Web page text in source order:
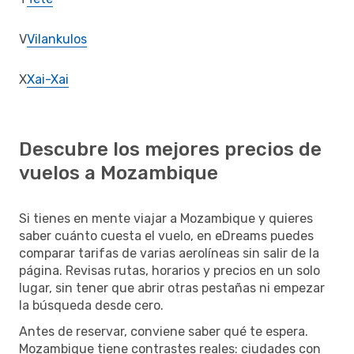
VVilankulos
XXai-Xai
Descubre los mejores precios de
vuelos a Mozambique
Si tienes en mente viajar a Mozambique y quieres
saber cuánto cuesta el vuelo, en eDreams puedes
comparar tarifas de varias aerolíneas sin salir de la
página. Revisas rutas, horarios y precios en un solo
lugar, sin tener que abrir otras pestañas ni empezar
la búsqueda desde cero.
Antes de reservar, conviene saber qué te espera.
Mozambique tiene contrastes reales: ciudades con